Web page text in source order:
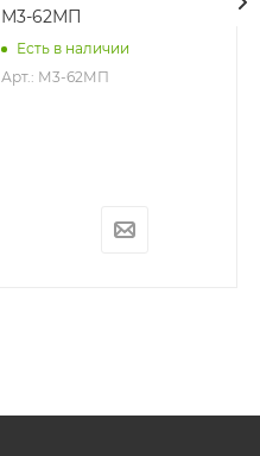
М3-62МП
Есть в наличии
Арт.: М3-62МП